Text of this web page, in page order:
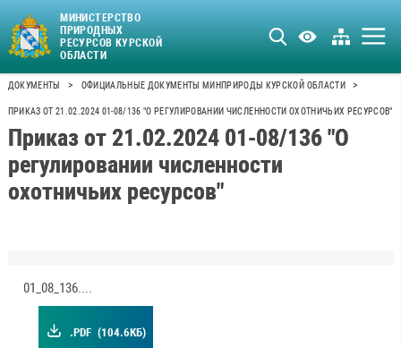
МИНИСТЕРСТВО
ПРИРОДНЫХ
РЕСУРСОВ КУРСКОЙ
ОБЛАСТИ
ДОКУМЕНТЫ > ОФИЦИАЛЬНЫЕ ДОКУМЕНТЫ МИНПРИРОДЫ КУРСКОЙ ОБЛАСТИ >
ПРИКАЗ ОТ 21.02.2024 01-08/136 "О РЕГУЛИРОВАНИИ ЧИСЛЕННОСТИ ОХОТНИЧЬИХ РЕСУРСОВ"
Приказ от 21.02.2024 01-08/136 "О
регулировании численности
охотничьих ресурсов"
01_08_136.pdf
.PDF (104.6КБ)